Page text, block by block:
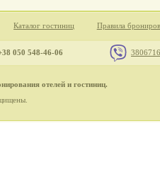
Каталог гостиниц Правила
050 548-46-06
отелей и гостиниц.